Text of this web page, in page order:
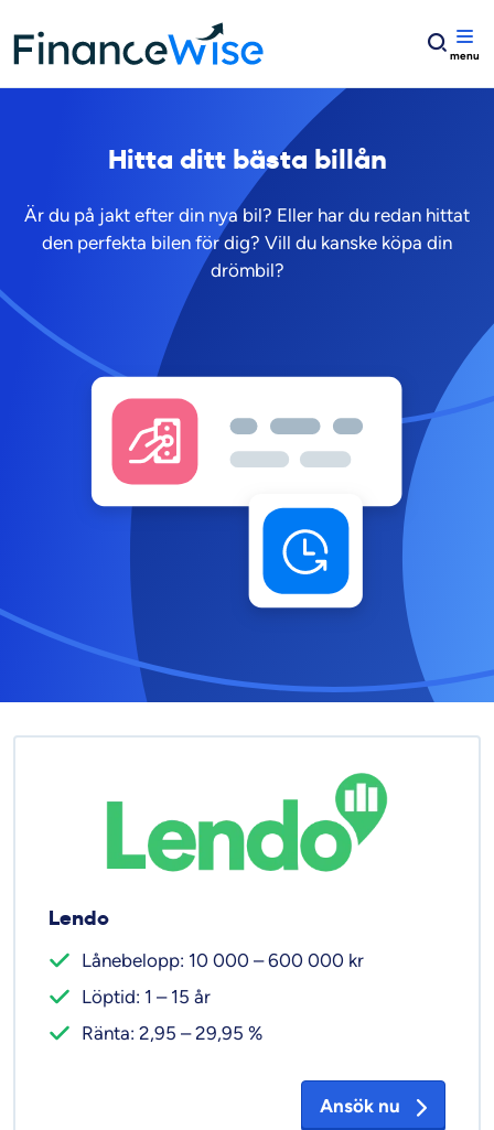
Home
Hitta ditt bästa billån
Är du på jakt efter din nya bil? Eller har du redan hittat
den perfekta bilen för dig? Vill du kanske köpa din
drömbil?
Lendo
Lånebelopp: 10 000 – 600 000 kr
Löptid: 1 – 15 år
Ränta: 2,95 – 29,95 %
Ansök nu